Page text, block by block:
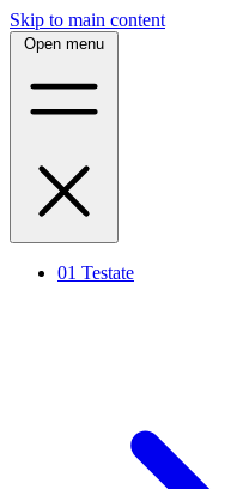
Skip to main content
Open menu
01 Testate